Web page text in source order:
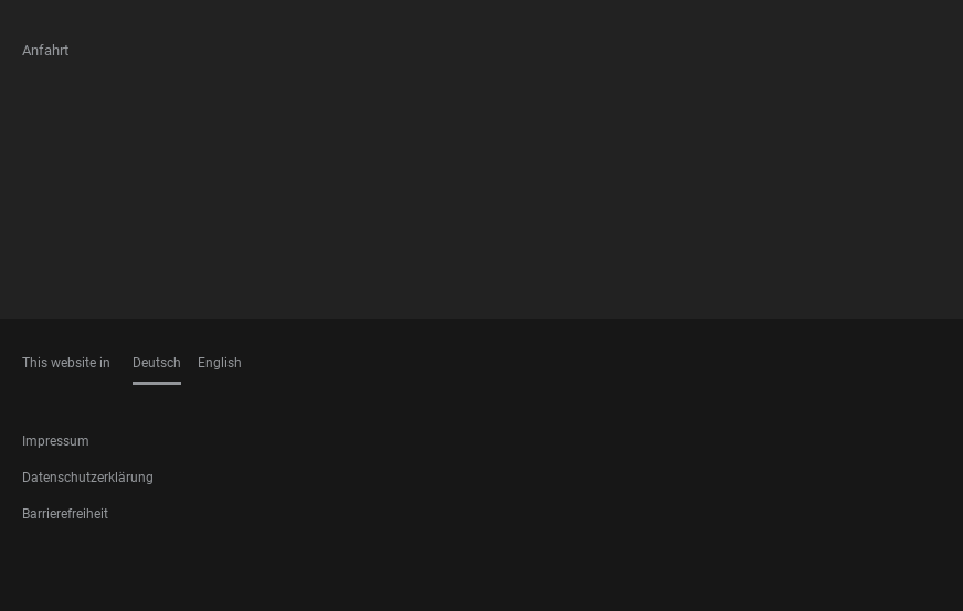
Anfahrt
This website in Deutsch English
FOOTER
LEGAL
Impressum
Datenschutzerklärung
Barrierefreiheit